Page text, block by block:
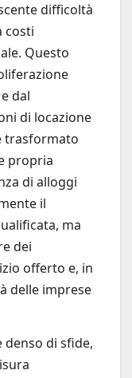
difficoltà
costi
Questo
dal
di locazione
trasformato
propria
di alloggi
il
ma
dei
offerto e, in
delle imprese
denso di sfide,